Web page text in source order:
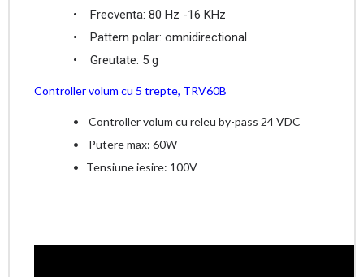
• Frecventa: 80 Hz -16 KHz
• Pattern polar: omnidirectional
• Greutate: 5 g
Controller volum cu 5 trepte, TRV60B
• Controller volum cu releu by-pass 24 VDC
• Putere max: 60W
• Tensiune iesire: 100V